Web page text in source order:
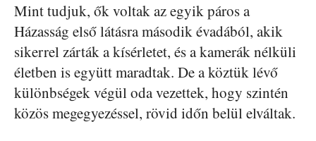
Mint tudjuk, ők voltak az egyik páros a
Házasság első látásra második évadából, akik
sikerrel zárták a kísérletet, és a kamerák nélküli
életben is együtt maradtak. De a köztük lévő
különbségek végül oda vezettek, hogy szintén
közös megegyezéssel, rövid időn belül elváltak.